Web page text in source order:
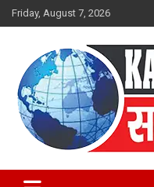
Skip
to
Friday, August 7, 2026
Kathait